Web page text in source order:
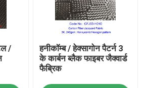
/
हनीकॉम्ब / हेक्सागोन पैटर्न 3
के कार्बन ब्लैक फाइबर जैक्वार्ड
फैब्रिक